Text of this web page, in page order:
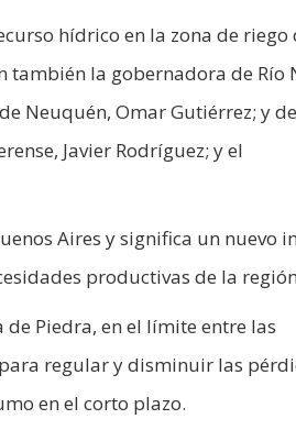
hídrico en la zona de riego
la gobernadora de Río
Neuquén, Omar Gutiérrez; y de
Javier Rodríguez; y el
Aires y significa un nuevo
productivas de la
Piedra, en el límite entre las
regular y disminuir las
en el corto plazo.